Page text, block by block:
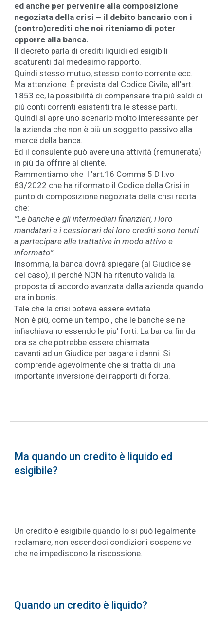
ed anche per pervenire alla composizione
negoziata della crisi – il debito bancario con i
(contro)crediti che noi riteniamo di poter
opporre alla banca.
Il decreto parla di crediti liquidi ed esigibili
scaturenti dal medesimo rapporto.
Quindi stesso mutuo, stesso conto corrente ecc.
Ma attenzione. È prevista dal Codice Civile, all’art.
1853 cc, la possibilità di compensare tra più saldi di
più conti correnti esistenti tra le stesse parti.
Quindi si apre uno scenario molto interessante per
la azienda che non è più un soggetto passivo alla
mercé della banca.
Ed il consulente può avere una attività (remunerata)
in più da offrire al cliente.
Rammentiamo che l ’art.16 Comma 5 D l.vo
83/2022 che ha riformato il Codice della Crisi in
punto di composizione negoziata della crisi recita
che:
”Le banche e gli intermediari finanziari, i loro
mandatari e i cessionari dei loro crediti sono tenuti
a partecipare alle trattative in modo attivo e
informato”.
Insomma, la banca dovrà spiegare (al Giudice se
del caso), il perché NON ha ritenuto valida la
proposta di accordo avanzata dalla azienda quando
era in bonis.
Tale che la crisi poteva essere evitata.
Non è più, come un tempo , che le banche se ne
infischiavano essendo le piu’ forti. La banca fin da
ora sa che potrebbe essere chiamata
davanti ad un Giudice per pagare i danni. Si
comprende agevolmente che si tratta di una
importante inversione dei rapporti di forza.
Ma quando un credito è liquido ed
esigibile?
Un credito è esigibile quando lo si può legalmente
reclamare, non essendoci condizioni sospensive
che ne impediscono la riscossione.
Quando un credito è liquido?